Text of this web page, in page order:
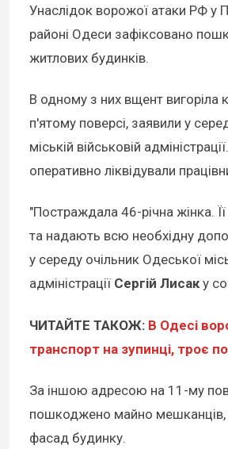
Унаслідок ворожої атаки РФ у
районі Одеси зафіксовано
житлових будинків.
В одному з них вщент вигоріла
п'ятому поверсі, заявили у
міській військовій
оперативно ліквідували
"Постраждала 46-річна жінка. Її
та надають всю необхідну
у середу очільник Одеської
адміністрації Сергій Лисаку
ЧИТАЙТЕ ТАКОЖ: В Одесі
транспорт на зупинці, троє
За іншою адресою на 11-му
пошкоджено майно мешканців,
фасад будинку.